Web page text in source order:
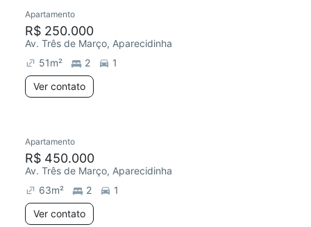
Redecorar
Apartamento
R$ 250.000
Av. Três de Março, Aparecidinha
51m² 2
1
Ver contato
Chegou este mês
Apartamento
R$ 450.000
Av. Três de Março, Aparecidinha
63m² 2
1
Ver contato